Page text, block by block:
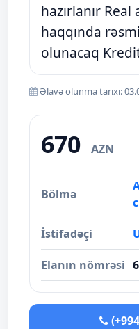
hazırlanır Real
haqqında
olunacaq
Əlavə olunma tarixi:
670 AZN
Bölmə
İstifadəçi
Elanın nömrəsi